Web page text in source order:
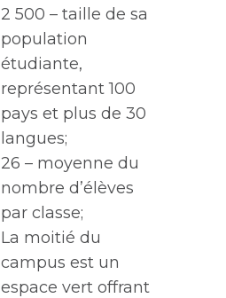
2 500 – taille de sa
population
étudiante,
représentant 100
pays et plus de 30
langues;
26 – moyenne du
nombre d’élèves
par classe;
La moitié du
campus est un
espace vert offrant